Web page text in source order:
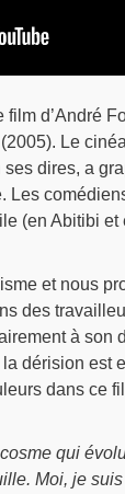
d’André
Le
dires, a
Les
(en Abitibi et
et nous
des
à son
dérision est
dans ce
qui
Moi, je